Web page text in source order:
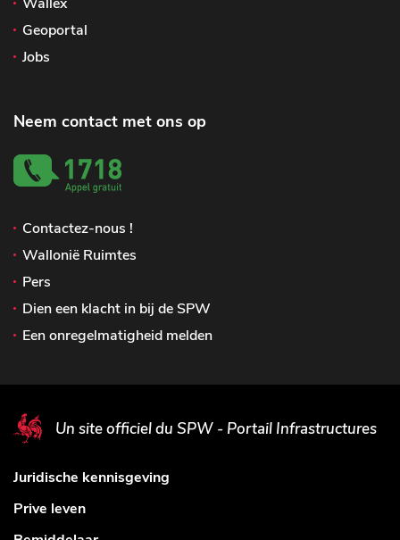
Geoportal
Jobs
Neem contact met ons op
Contactez-nous !
Wallonië Ruimtes
Pers
Dien een klacht in bij de SPW
Een onregelmatigheid melden
Un site officiel du SPW - Portail Infrastructures
Juridische kennisgeving
Prive leven